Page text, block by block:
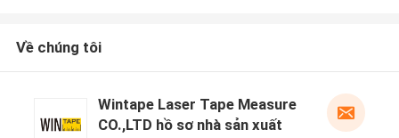
Về chúng tôi
Wintape Laser Tape Measure
CO.,LTD hồ sơ nhà sản xuất